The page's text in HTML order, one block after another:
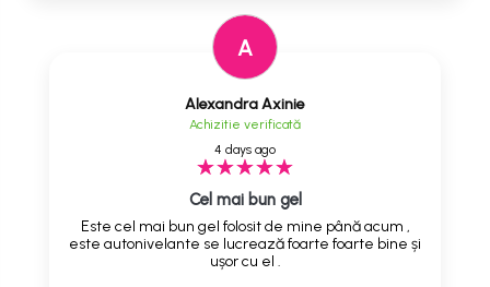
A
Alexandra Axinie
Achizitie verificată
4 days ago
Cel mai bun gel
Este cel mai bun gel folosit de mine până acum ,
este autonivelante se lucrează foarte foarte bine și
ușor cu el .